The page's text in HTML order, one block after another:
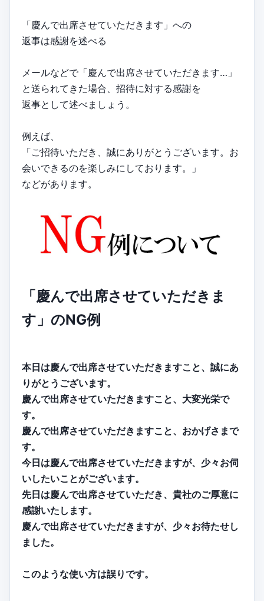
「慶んで出席させていただきます」への
返事は感謝を述べる
メールなどで「慶んで出席させていただきます…」
と送られてきた場合、招待に対する感謝を
返事として述べましょう。
例えば、
「ご招待いただき、誠にありがとうございます。お
会いできるのを楽しみにしております。」
などがあります。
「慶んで出席させていただきま
す」のNG例
本日は慶んで出席させていただきますこと、誠にあ
りがとうございます。
慶んで出席させていただきますこと、大変光栄で
す。
慶んで出席させていただきますこと、おかげさまで
す。
今日は慶んで出席させていただきますが、少々お伺
いしたいことがございます。
先日は慶んで出席させていただき、貴社のご厚意に
感謝いたします。
慶んで出席させていただきますが、少々お待たせし
ました。
このような使い方は誤りです。